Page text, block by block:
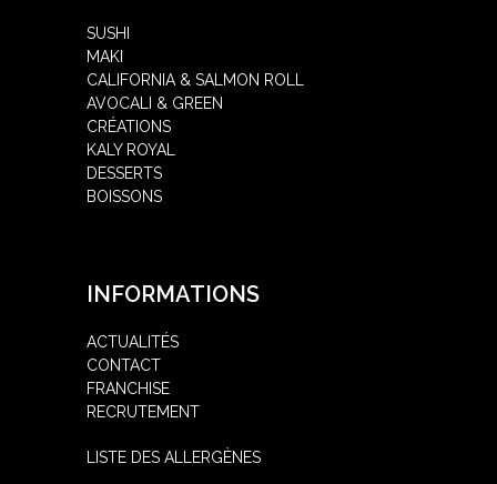
SUSHI
MAKI
CALIFORNIA & SALMON ROLL
AVOCALI & GREEN
CRÉATIONS
KALY ROYAL
DESSERTS
BOISSONS
INFORMATIONS
ACTUALITÉS
CONTACT
FRANCHISE
RECRUTEMENT
LISTE DES ALLERGÈNES